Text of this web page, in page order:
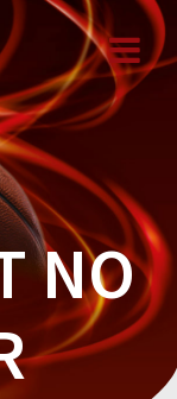
NO